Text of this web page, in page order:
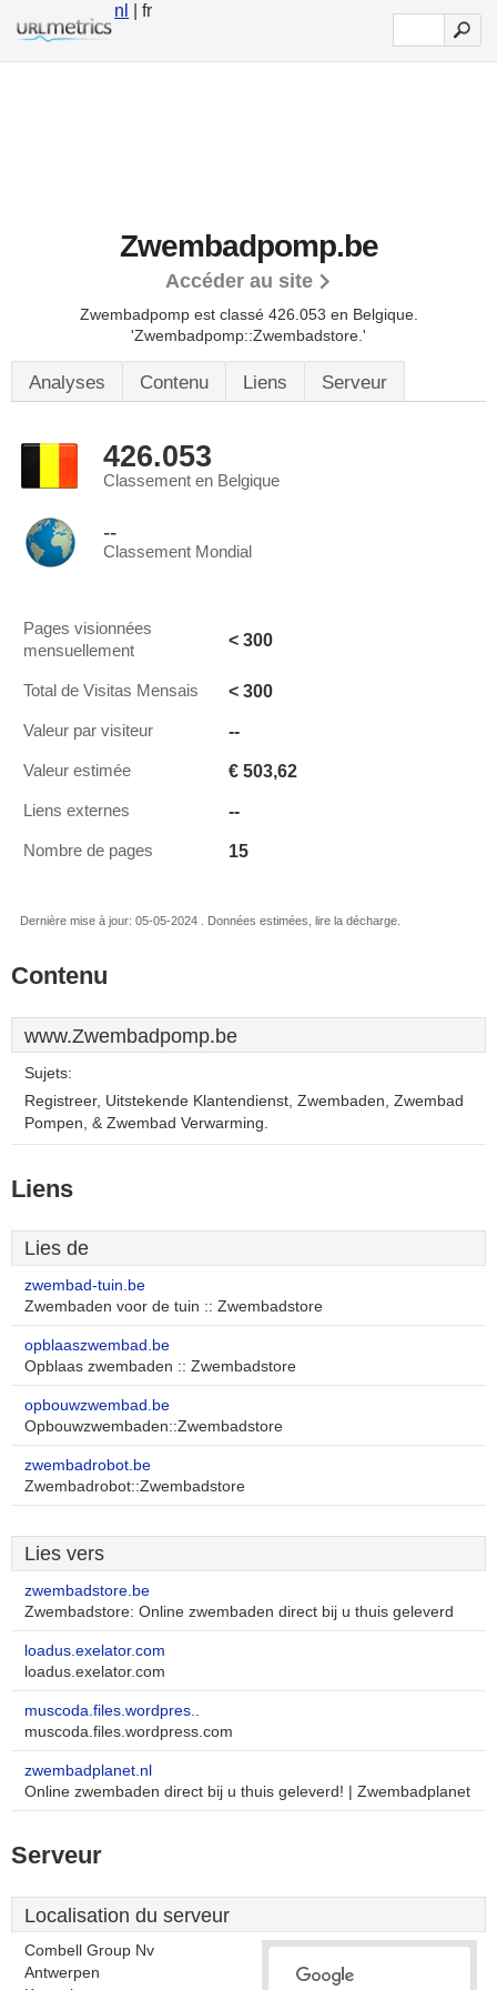
nl | fr
Zwembadpomp.be
Accéder au site
Zwembadpomp est classé 426.053 en Belgique.
'Zwembadpomp::Zwembadstore.'
Analyses Contenu Liens Serveur
426.053
Classement en Belgique
--
Classement Mondial
Pages visionnées
mensuellement
< 300
Total de Visitas Mensais < 300
Valeur par visiteur --
Valeur estimée € 503,62
Liens externes --
Nombre de pages 15
Dernière mise à jour: 05-05-2024 . Données estimées, lire la décharge.
Contenu
www.Zwembadpomp.be
Sujets:
Registreer, Uitstekende Klantendienst, Zwembaden, Zwembad
Pompen, & Zwembad Verwarming.
Liens
Lies de
zwembad-tuin.be
Zwembaden voor de tuin :: Zwembadstore
opblaaszwembad.be
Opblaas zwembaden :: Zwembadstore
opbouwzwembad.be
Opbouwzwembaden::Zwembadstore
zwembadrobot.be
Zwembadrobot::Zwembadstore
Lies vers
zwembadstore.be
Zwembadstore: Online zwembaden direct bij u thuis geleverd
loadus.exelator.com
loadus.exelator.com
muscoda.files.wordpres..
muscoda.files.wordpress.com
zwembadplanet.nl
Online zwembaden direct bij u thuis geleverd! | Zwembadplanet
Serveur
Localisation du serveur
Combell Group Nv
Antwerpen